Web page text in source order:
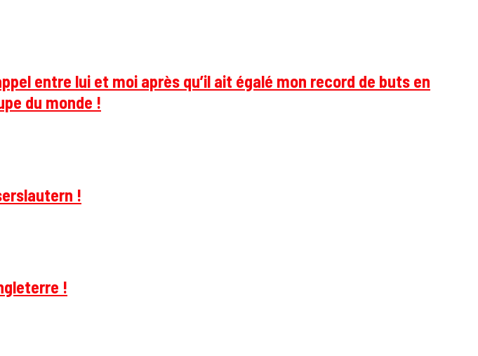
entre lui et moi après qu’il ait égalé mon record de buts en
du monde !
!
!